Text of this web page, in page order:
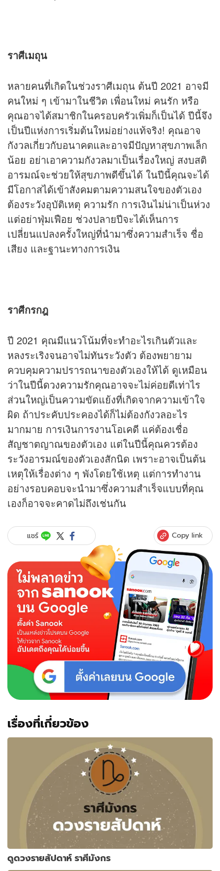
ราศีเมถุน
หลายคนที่เกิดในช่วงราศีเมถุน ต้นปี 2021 อาจมี
คนใหม่ ๆ เข้ามาในชีวิต เพื่อนใหม่ คนรัก หรือ
คุณอาจได้สมาชิกในครอบครัวเพิ่มก็เป็นได้ ปีนี้จึง
เป็นปีแห่งการเริ่มต้นใหม่อย่างแท้จริง! คุณอาจ
กังวลเกี่ยวกับอนาคตและอาจมีปัญหาสุขภาพเล็ก
น้อย อย่าเอาความกังวลมาเป็นเรื่องใหญ่ สงบสติ
อารมณ์จะช่วยให้สุขภาพดีขึ้นได้ ในปีนี้คุณจะได้
มีโอกาสได้เข้าสังคมตามความสนใจของตัวเอง
ต้องระวังอุบัติเหตุ ความรัก การเงินไม่น่าเป็นห่วง
แต่อย่าฟุ่มเฟือย ช่วงปลายปีจะได้เห็นการ
เปลี่ยนแปลงครั้งใหญ่ที่นำมาซึ่งความสำเร็จ ชื่อ
เสียง และฐานะทางการเงิน
ราศีกรกฎ
ปี 2021 คุณมีแนวโน้มที่จะทำอะไรเกินตัวและ
หลงระเริงจนอาจไม่ทันระวังตัว ต้องพยายาม
ควบคุมความปรารถนาของตัวเองให้ได้ ดูเหมือน
ว่าในปีนี้ดวงความรักคุณอาจจะไม่ค่อยดีเท่าไร
ส่วนใหญ่เป็นความขัดแย้งที่เกิดจากความเข้าใจ
ผิด ถ้าประคับประคองได้ก็ไม่ต้องกังวลอะไร
มากมาย การเงินการงานโอเคดี แค่ต้องเชื่อ
สัญชาตญาณของตัวเอง แต่ในปีนี้คุณควรต้อง
ระวังอารมณ์ของตัวเองสักนิด เพราะอาจเป็นต้น
เหตุให้เรื่องต่าง ๆ พังโดยใช้เหตุ แต่การทำงาน
อย่างรอบคอบจะนำมาซึ่งความสำเร็จแบบที่คุณ
เองก็อาจจะคาดไม่ถึงเช่นกัน
แชร์ Copy link
เรื่องที่เกี่ยวข้อง
ดูดวงรายสัปดาห์ ราศีมังกร